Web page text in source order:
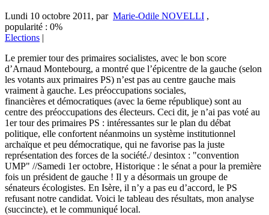
Lundi 10 octobre 2011 , par Marie-Odile NOVELLI ,
popularité : 0%
Elections |
Le premier tour des primaires socialistes, avec le bon score
d’Arnaud Montebourg, a montré que l’épicentre de la gauche (selon
les votants aux primaires PS) n’est pas au centre gauche mais
vraiment à gauche. Les préoccupations sociales,
financières et démocratiques (avec la 6eme république) sont au
centre des préoccupations des électeurs. Ceci dit, je n’ai pas voté au
1er tour des primaires PS : intéressantes sur le plan du débat
politique, elle confortent néanmoins un système institutionnel
archaïque et peu démocratique, qui ne favorise pas la juste
représentation des forces de la société./ desintox : "convention
UMP" //Samedi 1er octobre, Historique : le sénat a pour la première
fois un président de gauche ! Il y a désormais un groupe de
sénateurs écologistes. En Isère, il n’y a pas eu d’accord, le PS
refusant notre candidat. Voici le tableau des résultats, mon analyse
(succincte), et le communiqué local.